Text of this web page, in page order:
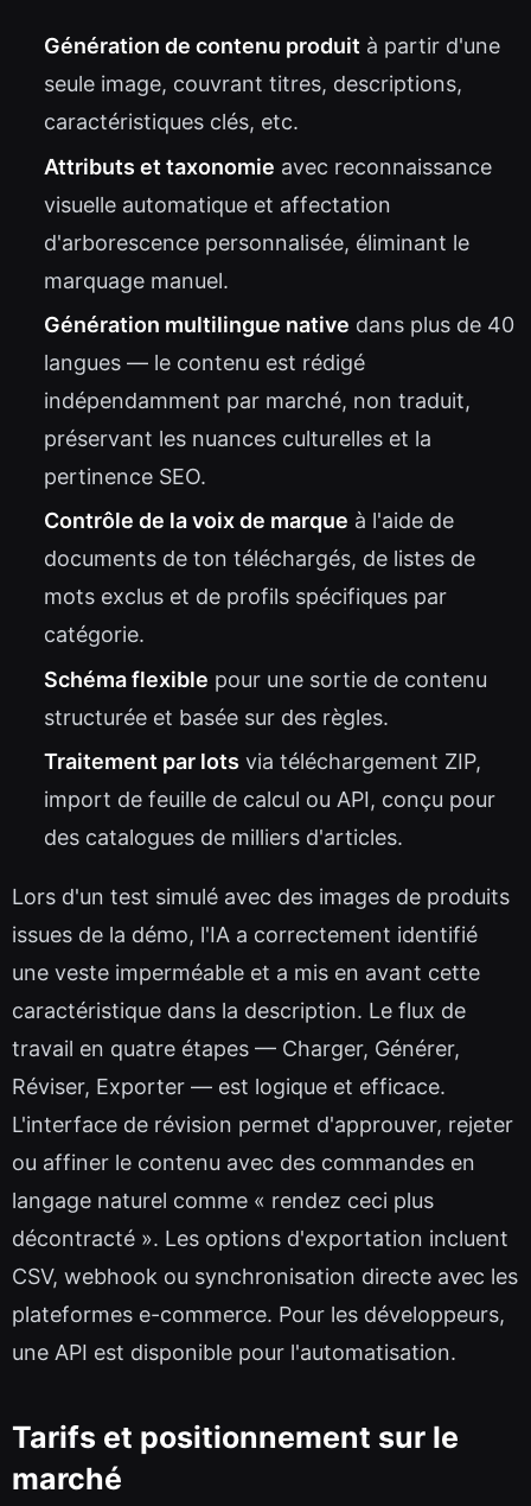
Génération de contenu produit à partir d'une
seule image, couvrant titres, descriptions,
caractéristiques clés, etc.
Attributs et taxonomie avec reconnaissance
visuelle automatique et affectation
d'arborescence personnalisée, éliminant le
marquage manuel.
Génération multilingue native dans plus de 40
langues — le contenu est rédigé
indépendamment par marché, non traduit,
préservant les nuances culturelles et la
pertinence SEO.
Contrôle de la voix de marque à l'aide de
documents de ton téléchargés, de listes de
mots exclus et de profils spécifiques par
catégorie.
Schéma flexible pour une sortie de contenu
structurée et basée sur des règles.
Traitement par lots via téléchargement ZIP,
import de feuille de calcul ou API, conçu pour
des catalogues de milliers d'articles.
Lors d'un test simulé avec des images de produits
issues de la démo, l'IA a correctement identifié
une veste imperméable et a mis en avant cette
caractéristique dans la description. Le flux de
travail en quatre étapes — Charger, Générer,
Réviser, Exporter — est logique et efficace.
L'interface de révision permet d'approuver, rejeter
ou affiner le contenu avec des commandes en
langage naturel comme « rendez ceci plus
décontracté ». Les options d'exportation incluent
CSV, webhook ou synchronisation directe avec les
plateformes e-commerce. Pour les développeurs,
une API est disponible pour l'automatisation.
Tarifs et positionnement sur le
marché